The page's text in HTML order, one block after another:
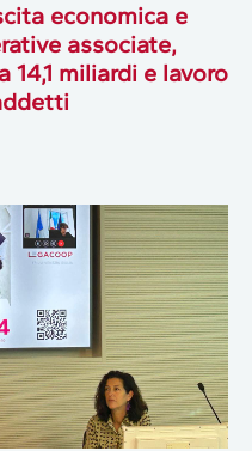
economica e
associate,
14,1 miliardi e lavoro